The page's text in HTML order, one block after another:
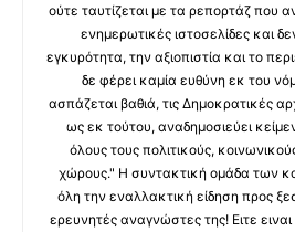
ούτε ταυτίζεται με τα ρεπορτάζ που
ενημερωτικές ιστοσελίδες και
εγκυρότητα, την αξιοπιστία και το
δε φέρει καμία ευθύνη εκ του
ασπάζεται βαθιά, τις Δημοκρατικές
ως εκ τούτου, αναδημοσιεύει
όλους τους πολιτικούς,
χώρους." Η συντακτική ομάδα των
όλη την εναλλακτική είδηση προς
ερευνητές αναγνώστες της! Ειτε ειναι